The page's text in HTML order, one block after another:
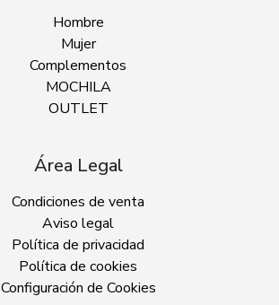
Hombre
Mujer
Complementos
MOCHILA
OUTLET
Área Legal
Condiciones de venta
Aviso legal
Política de privacidad
Política de cookies
Configuración de Cookies